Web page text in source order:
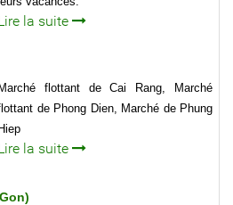
la suite
flottant de Cai Rang, Marché
de Phong Dien, Marché de Phung
la suite